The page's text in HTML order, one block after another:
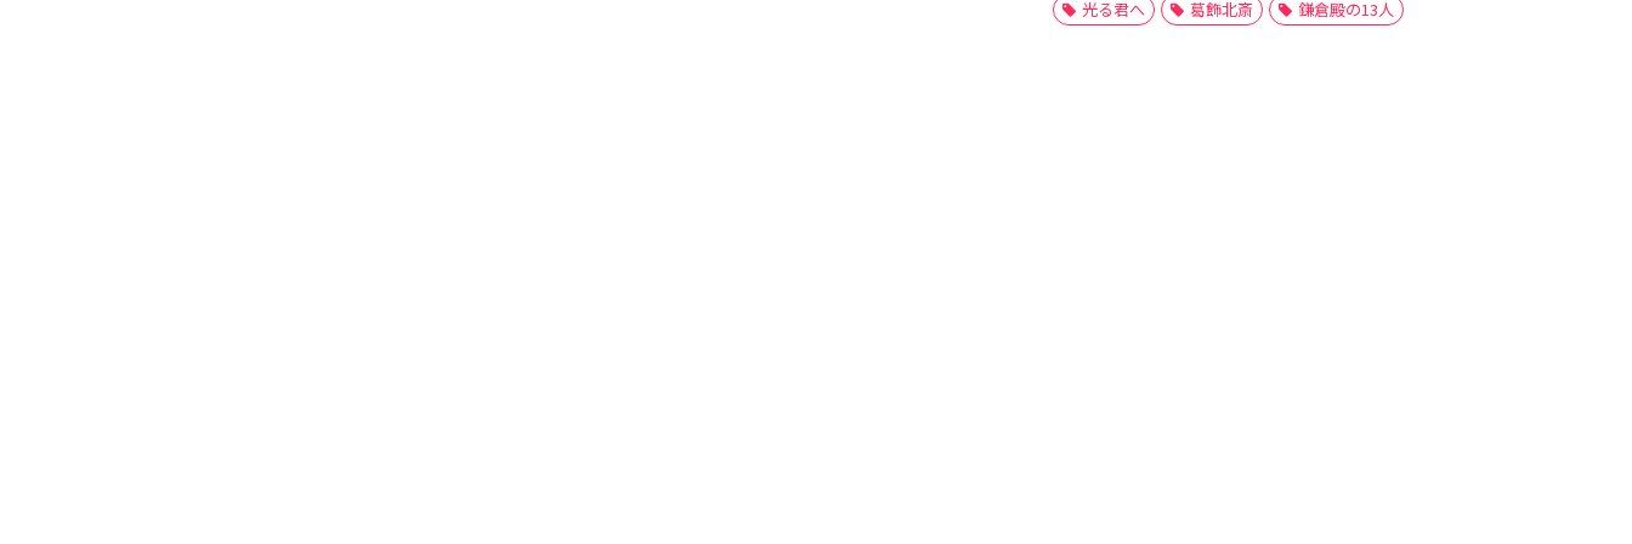
光る君へ 葛飾北斎 鎌倉殿の13人